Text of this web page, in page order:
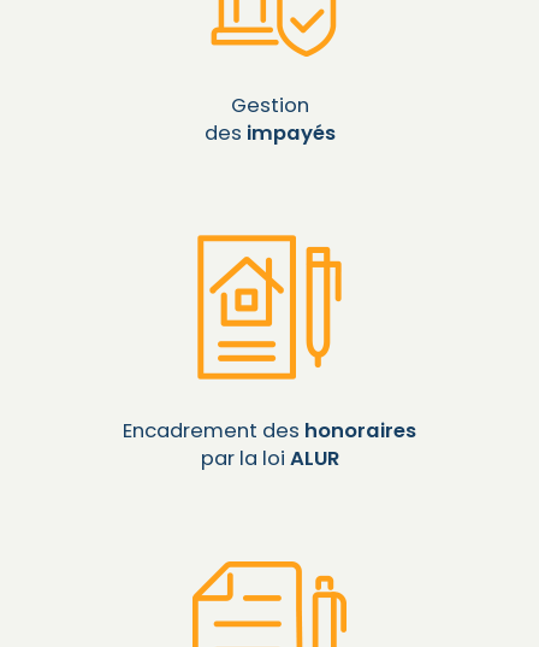
Gestion
des impayés
Encadrement des honoraires
par la loi ALUR